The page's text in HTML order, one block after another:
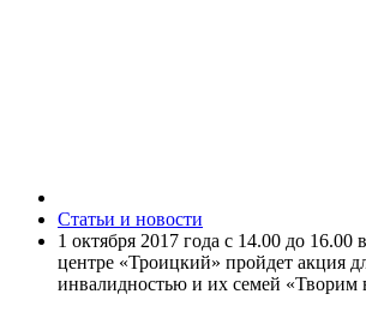
Статьи и новости
1 октября 2017 года с 14.00 до 16.00
центре «Троицкий» пройдет акция
инвалидностью и их семей «Творим